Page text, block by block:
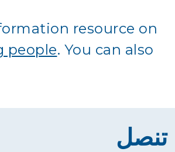
resource on
people. You can also
تنصل